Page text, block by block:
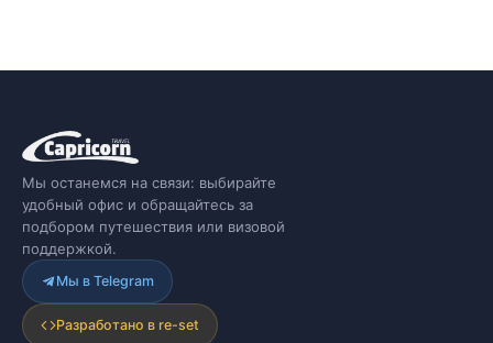
Мы останемся на связи: выбирайте
удобный офис и обращайтесь за
подбором путешествия или визовой
поддержкой.
Мы в Telegram
Разработано в re-set